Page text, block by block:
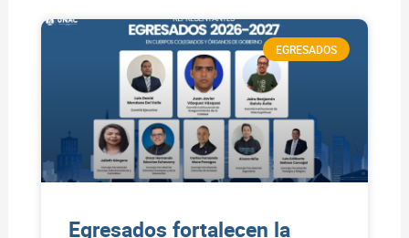
EGRESADOS
Egresados fortalecen la